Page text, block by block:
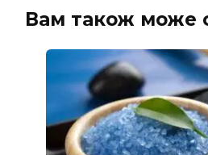
Вам також може